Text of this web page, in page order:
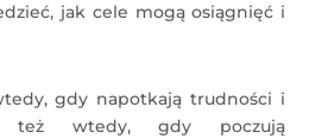
jak cele mogą osiągnięć i
gdy napotkają trudności i
też wtedy, gdy poczują